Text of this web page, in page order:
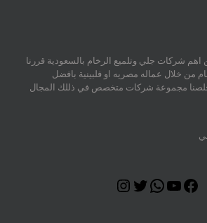
شركات جلي وتلميع الرخام بالسعودية قررنا
من خلال عماله مصريه او فلبينية بافضل
مجموعة شركات متخصص في ذللك المجال
Facebook
YouTube
WhatsApp
Twitter